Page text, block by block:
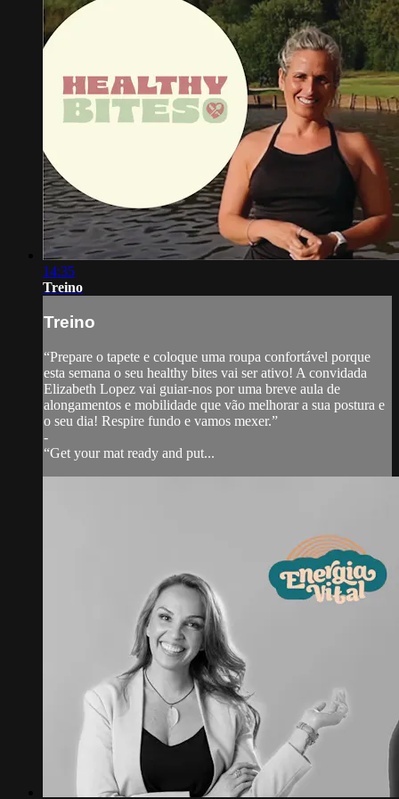
14:35
Treino
Treino
“Prepare o tapete e coloque uma roupa confortável porque
esta semana o seu healthy bites vai ser ativo! A convidada
Elizabeth Lopez vai guiar-nos por uma breve aula de
alongamentos e mobilidade que vão melhorar a sua postura e
o seu dia! Respire fundo e vamos mexer.”
-
“Get your mat ready and put...